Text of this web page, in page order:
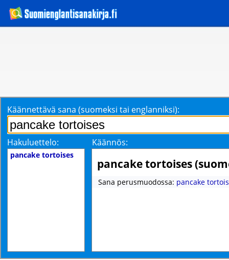
Käännettävä sana (suomeksi tai englanniksi):
Hakuluettelo: Käännös:
pancake tortoises
pancake tortoises
Sana perusmuodossa: pancake